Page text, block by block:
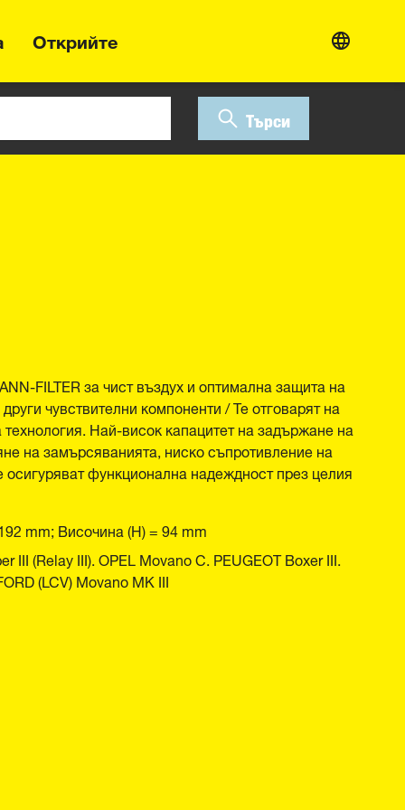
Открийте
Търси
FILTER за чист въздух и оптимална защита на
чувствителни компоненти / Те отговарят на
Най-висок капацитет на задържане на
на замърсяванията, ниско съпротивление на
осигуряват функционална надеждност през целия
mm; Височина (H) = 94 mm
(Relay III). OPEL Movano C. PEUGEOT Boxer III.
(LCV) Movano MK III